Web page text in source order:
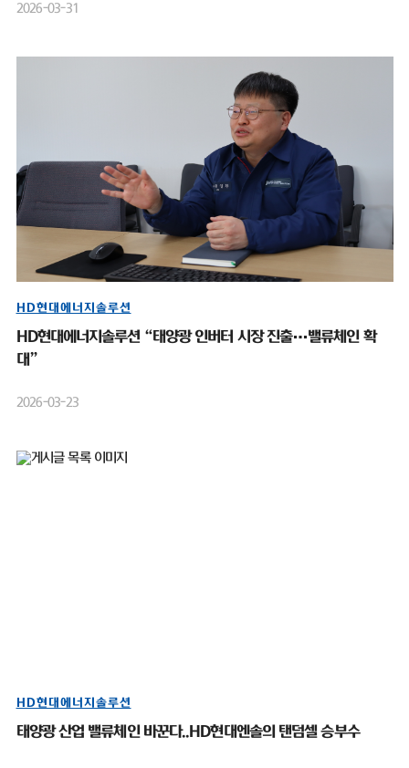
2026-03-31
HD현대에너지솔루션
HD현대에너지솔루션 “태양광 인버터 시장 진출…밸류체인 확
대”
2026-03-23
HD현대에너지솔루션
태양광 산업 밸류체인 바꾼다..HD현대엔솔의 탠덤셀 승부수